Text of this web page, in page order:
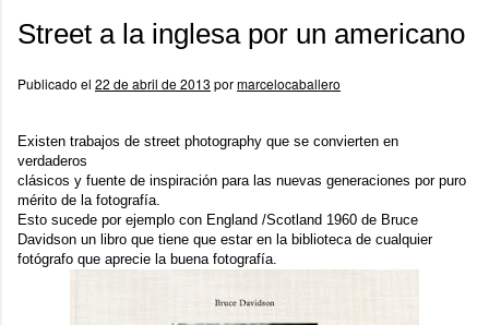
Street a la inglesa por un americano
Publicado el 22 de abril de 2013 pormarcelocaballero
Existen trabajos de street photography que se convierten en
verdaderos
clásicos y fuente de inspiración para las nuevas generaciones por puro
mérito de la fotografía.
Esto sucede por ejemplo con England /Scotland 1960 de Bruce
Davidson un libro que tiene que estar en la biblioteca de cualquier
fotógrafo que aprecie la buena fotografía.